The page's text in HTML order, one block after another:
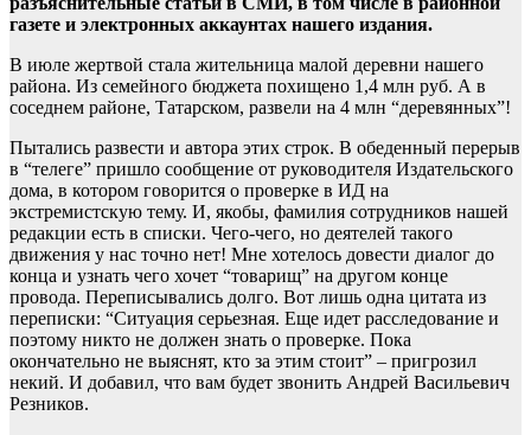
газете и электронных аккаунтах нашего издания.
В июле жертвой стала жительница малой деревни нашего
района. Из семейного бюджета похищено 1,4 млн руб. А в
соседнем районе, Татарском, развели на 4 млн “деревянных”!
Пытались развести и автора этих строк. В обеденный перерыв
в “телеге” пришло сообщение от руководителя Издательского
дома, в котором говорится о проверке в ИД на
экстремистскую тему. И, якобы, фамилия сотрудников нашей
редакции есть в списки. Чего-чего, но деятелей такого
движения у нас точно нет! Мне хотелось довести диалог до
конца и узнать чего хочет “товарищ” на другом конце
провода. Переписывались долго. Вот лишь одна цитата из
переписки: “Ситуация серьезная. Еще идет расследование и
поэтому никто не должен знать о проверке. Пока
окончательно не выяснят, кто за этим стоит” – пригрозил
некий. И добавил, что вам будет звонить Андрей Васильевич
Резников.